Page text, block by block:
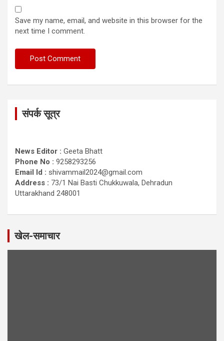
Save my name, email, and website in this browser for the
next time I comment.
संपर्क सूत्र
News Editor : Geeta Bhatt
Phone No : 9258293256
Email Id : shivammail2024@gmail.com
Address : 73/1 Nai Basti Chukkuwala, Dehradun
Uttarakhand 248001
खेल-समाचार